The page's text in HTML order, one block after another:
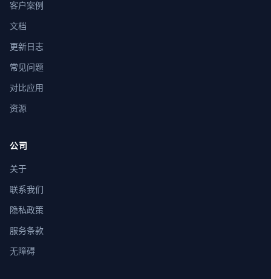
客户案例
文档
更新日志
常见问题
对比应用
资源
公司
关于
联系我们
隐私政策
服务条款
无障碍